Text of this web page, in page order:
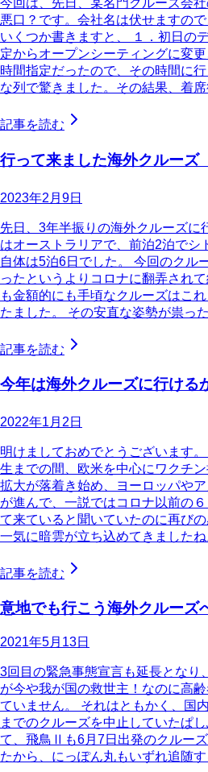
今回は、先日、某名門クルーズ会
悪口？です。会社名は伏せますの
いくつか書きますと、 １．初日の
定からオープンシーティングに変
時間指定だったので、その時間に
な列で驚きました。その結果、着
記事を読む
行って来ました海外クルーズ
2023年2月9日
先日、3年半振りの海外クルーズに
はオーストラリアで、前泊2泊でシ
自体は5泊6日でした。 今回のクル
ったというよりコロナに翻弄され
も金額的にも手頃なクルーズはこ
たました。 その安直な姿勢が祟っ
記事を読む
今年は海外クルーズに行ける
2022年1月2日
明けましておめでとうございます
生までの間、欧米を中心にワクチ
拡大が落着き始め、ヨーロッパや
が進んで、一説ではコロナ以前の
て来ていると聞いていたのに再び
一気に暗雲が立ち込めてきました
記事を読む
意地でも行こう海外クルーズ
2021年5月13日
3回目の緊急事態宣言も延長となり
が今や我が国の救世主！なのに高
ていません。 それはともかく、国
までのクルーズを中止していたぱ
て、飛鳥Ⅱも6月7日出発のクルー
たから、にっぽん丸もいずれ追随